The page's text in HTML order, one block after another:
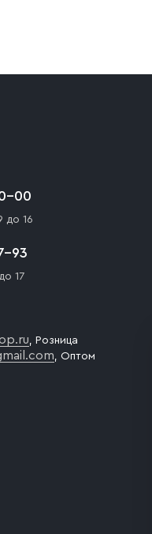
00
до 16
93
17
, Розница
, Оптом